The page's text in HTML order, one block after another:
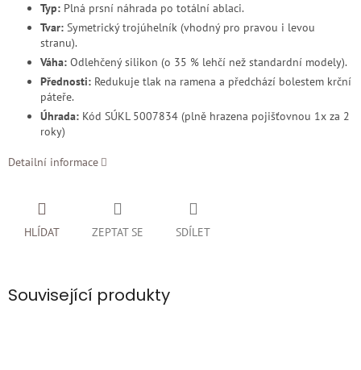
Typ: Plná prsní náhrada po totální ablaci.
Tvar: Symetrický trojúhelník (vhodný pro pravou i levou
stranu).
Váha: Odlehčený silikon (o 35 % lehčí než standardní modely).
Přednosti: Redukuje tlak na ramena a předchází bolestem krční
páteře.
Úhrada: Kód SÚKL 5007834 (plně hrazena pojišťovnou 1x za 2
roky)
Detailní informace
ZEPTAT SE
HLÍDAT SDÍLET
Související produkty